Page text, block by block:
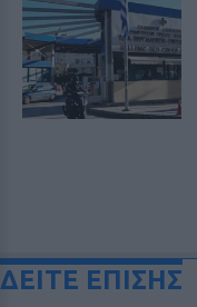
ΔΕΙΤΕ ΕΠΙΣΗΣ